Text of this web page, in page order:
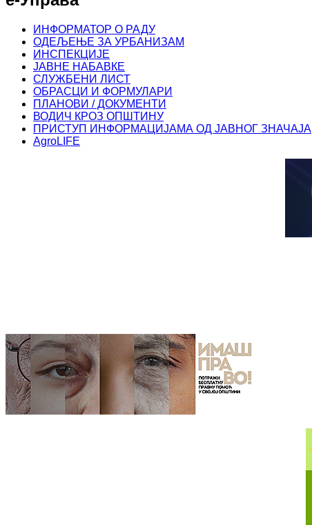
ИНФОРМАТОР О РАДУ
ОДЕЉЕЊЕ ЗА УРБАНИЗАМ
ИНСПЕКЦИЈЕ
ЈАВНЕ НАБАВКЕ
СЛУЖБЕНИ ЛИСТ
ОБРАСЦИ И ФОРМУЛАРИ
ПЛАНОВИ / ДОКУМЕНТИ
ВОДИЧ КРОЗ ОПШТИНУ
ПРИСТУП ИНФОРМАЦИЈАМА ОД ЈАВНОГ ЗНАЧАЈА
AgroLIFE